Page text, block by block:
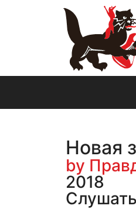
Новая
by
2018